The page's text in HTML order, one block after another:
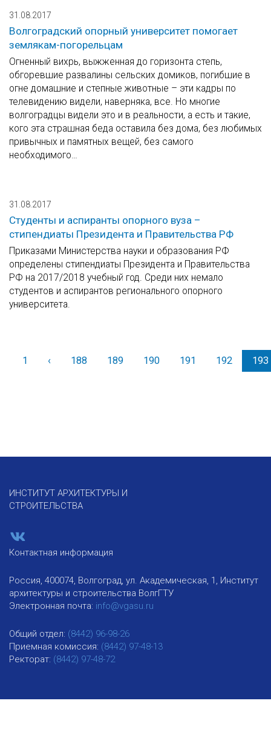
31.08.2017
Волгоградский опорный университет помогает
землякам-погорельцам
Огненный вихрь, выжженная до горизонта степь,
обгоревшие развалины сельских домиков, погибшие в
огне домашние и степные животные – эти кадры по
телевидению видели, наверняка, все. Но многие
волгоградцы видели это и в реальности, а есть и такие,
кого эта страшная беда оставила без дома, без любимых
привычных и памятных вещей, без самого
необходимого…
31.08.2017
Студенты и аспиранты опорного вуза –
стипендиаты Президента и Правительства РФ
Приказами Министерства науки и образования РФ
определены стипендиаты Президента и Правительства
РФ на 2017/2018 учебный год. Среди них немало
студентов и аспирантов регионального опорного
университета.
1 ‹Назад188 189 190 191 192 193
ИНСТИТУТ АРХИТЕКТУРЫ И
СТРОИТЕЛЬСТВА
Контактная информация
Россия, 400074, Волгоград, ул. Академическая, 1, Институт
архитектуры и строительства ВолгГТУ
Электронная почта: info@vgasu.ru
Общий отдел: (8442) 96-98-26
Приемная комиссия: (8442) 97-48-13
Ректорат: (8442) 97-48-72